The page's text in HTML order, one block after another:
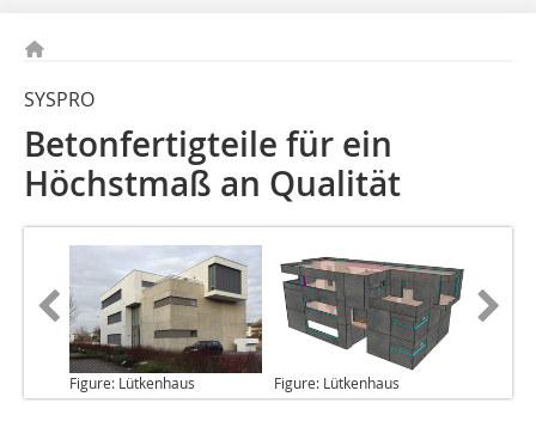
SYSPRO
Betonfertigteile für ein
Höchstmaß an Qualität
Figure: Lütkenhaus Figure: Lütkenhaus